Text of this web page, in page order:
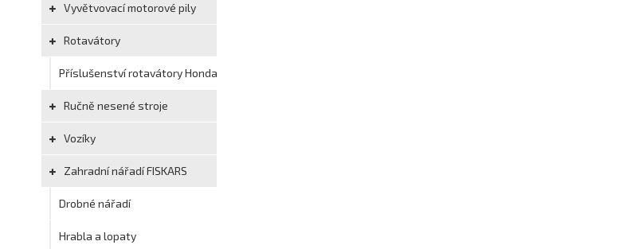
Vyvětvovací motorové pily
Rotavátory
Příslušenství rotavátory Honda
Ručně nesené stroje
Vozíky
Zahradní nářadí FISKARS
Drobné nářadí
Hrabla a lopaty